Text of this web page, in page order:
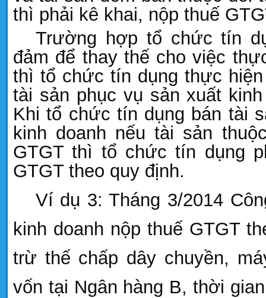
thì phải kê khai, nộp thuế
Trường hợp tổ chức tín
đảm để thay thế cho việc
thì tổ chức tín dụng thực
tài sản phục vụ sản xuất
Khi tổ chức tín dụng bán tài
kinh doanh nếu tài sản
GTGT thì tổ chức tín dụng
GTGT theo quy định.
Ví dụ 3: Tháng 3/2014
kinh doanh nộp thuế GTGT
trừ thế chấp dây chuyền,
vốn tại Ngân hàng B, thời